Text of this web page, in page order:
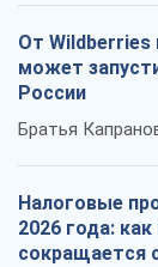
От Wildberries
может
России
Братья
Налоговые
2026 года:
сокращается